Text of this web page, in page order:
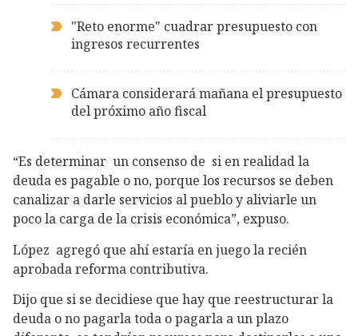
"Reto enorme" cuadrar presupuesto con
ingresos recurrentes
Cámara considerará mañana el presupuesto
del próximo año fiscal
“Es determinar un consenso de si en realidad la
deuda es pagable o no, porque los recursos se deben
canalizar a darle servicios al pueblo y aliviarle un
poco la carga de la crisis económica”, expuso.
López agregó que ahí estaría en juego la recién
aprobada reforma contributiva.
Dijo que si se decidiese que hay que reestructurar la
deuda o no pagarla toda o pagarla a un plazo